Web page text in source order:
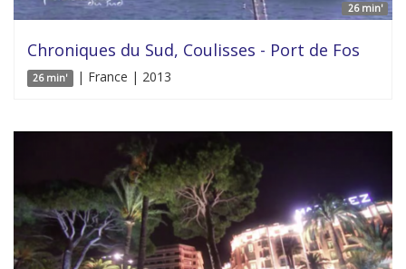
26 min'
Chroniques du Sud, Coulisses - Port de Fos
26 min' | France | 2013